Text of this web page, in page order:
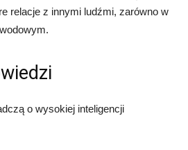
relacje z innymi ludźmi, zarówno w
o wysokiej inteligencji